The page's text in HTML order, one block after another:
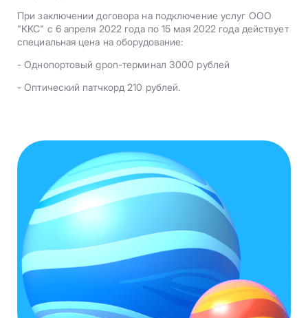
При заключении договора на подключение услуг ООО
"ККС" с 6 апреля 2022 года по 15 мая 2022 года действует
специальная цена на оборудование:
- Однопортовый gpon-терминал 3000 рублей
- Оптический патчкорд 210 рублей.